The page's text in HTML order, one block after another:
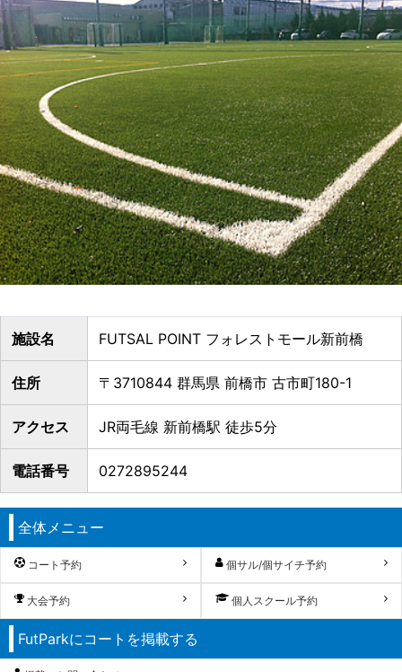
施設名 FUTSAL POINT フォレストモール新前橋
住所 〒3710844 群馬県 前橋市 古市町180-1
アクセス JR両毛線 新前橋駅 徒歩5分
電話番号 0272895244
全体メニュー
コート予約 個サル/個サイチ予約
大会予約 個人スクール予約
FutParkにコートを掲載する